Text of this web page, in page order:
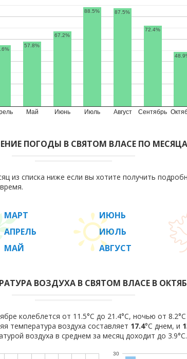
Май Июнь Июль Август Сентябрь
57.8%
67.2%
88.5% 87.5%
72.4%
ПОГОДЫ В СВЯТОМ ВЛАСЕ ПО
из списка ниже если вы хотите получить
МАРТ
АПРЕЛЬ
МАЙ
ИЮНЬ
ИЮЛЬ
АВГУСТ
ВОЗДУХА В СВЯТОМ ВЛАСЕ В
колеблется от 11.5°C до 21.4°C, ночью от 8.2°C
температура воздуха составляет 17.4°C днем, и
воздуха в среднем за месяц доходит до 3.9°С.
30